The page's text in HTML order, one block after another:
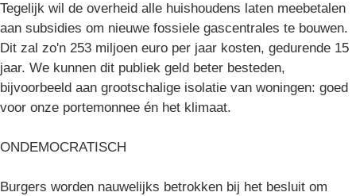
Tegelijk wil de overheid alle huishoudens laten meebetalen
aan subsidies om nieuwe fossiele gascentrales te bouwen.
Dit zal zo'n 253 miljoen euro per jaar kosten, gedurende 15
jaar. We kunnen dit publiek geld beter besteden,
bijvoorbeeld aan grootschalige isolatie van woningen: goed
voor onze portemonnee én het klimaat.
ONDEMOCRATISCH
Burgers worden nauwelijks betrokken bij het besluit om